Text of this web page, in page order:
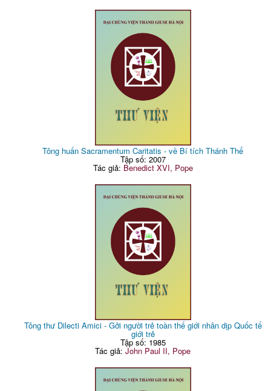
Tông huấn Sacramentum Caritatis - về Bí tích Thánh Thể
Tập số: 2007
Tác giả: Benedict XVI, Pope
Tông thư Dilecti Amici - Gởi người trẻ toàn thế giới nhân dịp Quốc tế
giới trẻ
Tập số: 1985
Tác giả:John Paul II, Pope